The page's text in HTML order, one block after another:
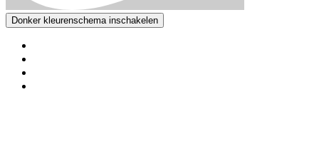
Donker kleurenschema inschakelen